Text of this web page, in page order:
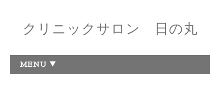
クリニックサロン 日の丸
MENU ▼